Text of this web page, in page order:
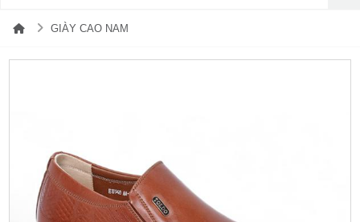
GIÀY CAO NAM